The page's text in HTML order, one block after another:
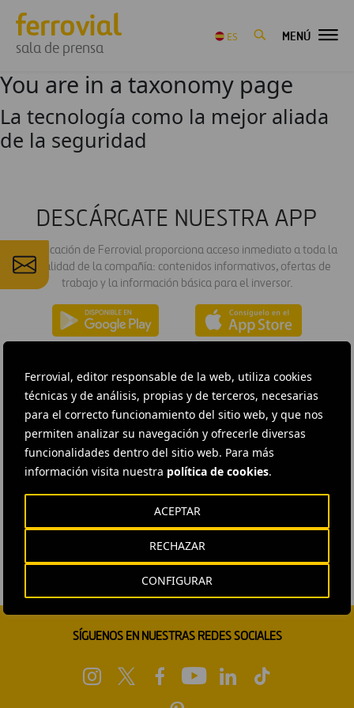
Ferrovial, editor responsable de la web, utiliza cookies
técnicas y de análisis, propias y de terceros, necesarias
para el correcto funcionamiento del sitio web, y que nos
permiten analizar su navegación y ofrecerle diversas
funcionalidades dentro del sitio web. Para más
información visita nuestra política de cookies.
CONFIGURAR
RECHAZAR
ACEPTAR
sala de prensa
ES MENÚ
You are in a taxonomy page
La tecnología como la mejor aliada
de la seguridad
DESCÁRGATE NUESTRA APP
La aplicación de Ferrovial proporciona acceso inmediato a toda la
actualidad de la compañía: contenidos informativos, ofertas de
trabajo y la información básica para el inversor.
SÍGUENOS EN NUESTRAS REDES SOCIALES